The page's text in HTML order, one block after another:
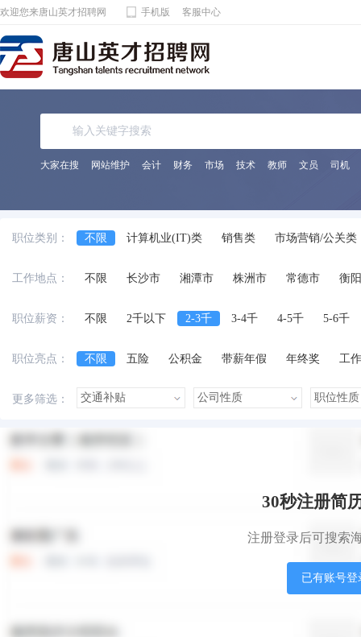
欢迎您来唐山英才招聘网 手机版 客服中心
大家在搜 网站维护 会计 财务 市场 技术 教师 文员 司机
职位类别： 不限 计算机业(IT)类 销售类
市场营销/公关类
化工/制药类
能源动力类
宾馆饭店/餐饮旅游类
法律专业人员类
影视/摄影专业类
编辑/发行类
工作地点： 不限 长沙市 湘潭市 株洲市 常德市 衡
职位薪资： 不限 2千以下 2-3千 3-4千 4-5千 5-6千
职位亮点： 不限 五险 公积金 带薪年假 年终奖
工
更多筛选：
本站职位 盟站职位
30秒注册简
注册登录后可搜索
已有账号登